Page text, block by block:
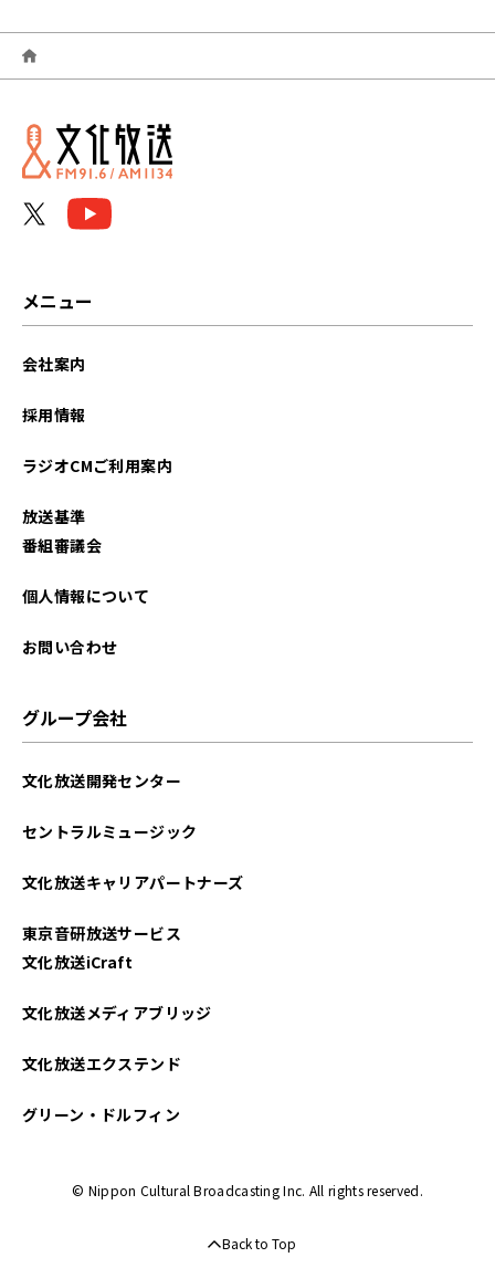
2026年08月
2026年07月
2026年06月
2025年09月
2025年06月
2025年01月
2024年12月
2024年11月
メニュー
会社案内
採用情報
ラジオCMご利用案内
放送基準
番組審議会
個人情報について
お問い合わせ
グループ会社
文化放送開発センター
セントラルミュージック
文化放送キャリアパートナーズ
東京音研放送サービス
文化放送iCraft
文化放送メディアブリッジ
文化放送エクステンド
グリーン・ドルフィン
© Nippon Cultural Broadcasting Inc. All rights reserved.
Back to Top